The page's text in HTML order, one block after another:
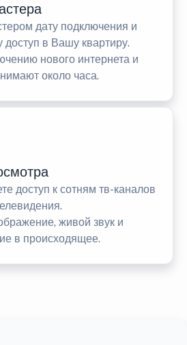
дату подключения и
доступ в Вашу квартиру.
нового интернета и
около часа.
доступ к сотням тв-каналов
живой звук и
в происходящее.